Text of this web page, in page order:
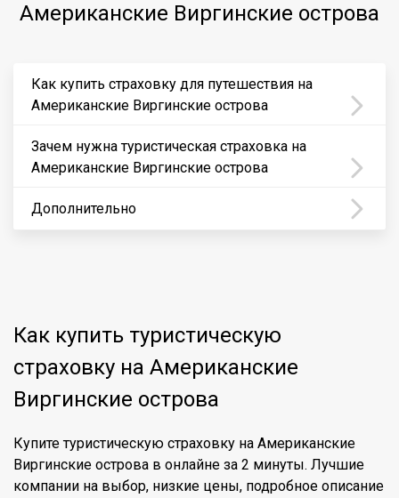
Американские Виргинские острова
Как купить страховку для путешествия на
Американские Виргинские острова
Зачем нужна туристическая страховка на
Американские Виргинские острова
Дополнительно
Как купить туристическую
страховку на Американские
Виргинские острова
Купите туристическую страховку на Американские
Виргинские острова в онлайне за 2 минуты. Лучшие
компании на выбор, низкие цены, подробное описание